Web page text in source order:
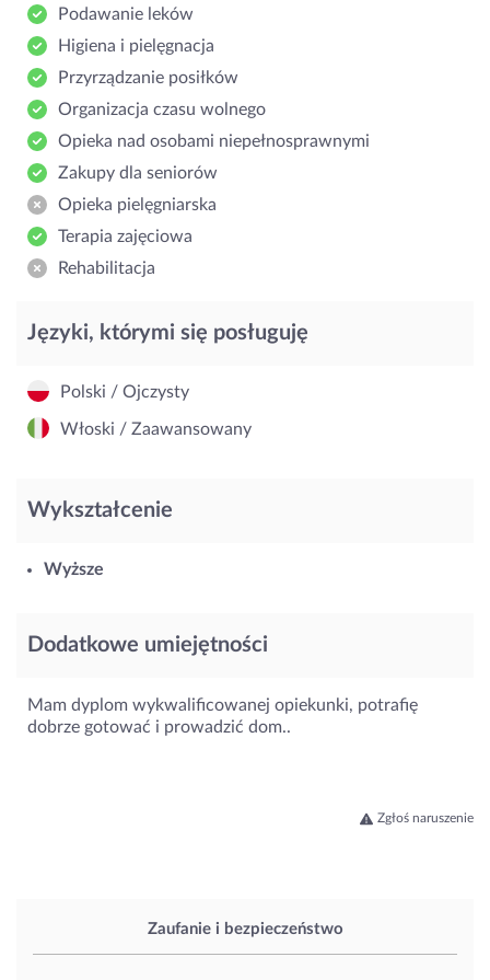
Zaufanie i bezpieczeństwo
Podawanie leków
Higiena i pielęgnacja
Przyrządzanie posiłków
Organizacja czasu wolnego
Opieka nad osobami niepełnosprawnymi
Zakupy dla seniorów
Opieka pielęgniarska
Terapia zajęciowa
Rehabilitacja
Języki, którymi się posługuję
Polski / Ojczysty
Włoski / Zaawansowany
Wykształcenie
Wyższe
Dodatkowe umiejętności
Mam dyplom wykwalificowanej opiekunki, potrafię
dobrze gotować i prowadzić dom..
Zgłoś naruszenie